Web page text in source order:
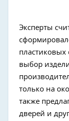
Эксперты
пластиковых
выбор
только на
также
дверей и